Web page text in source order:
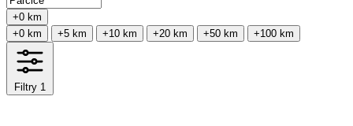
+0 km
+0 km
+5 km +10 km +20 km +50 km +100 km
Filtry 1